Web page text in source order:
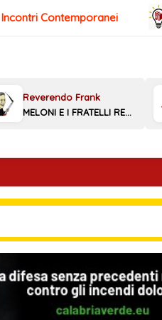
Incontri Contemporanei
MELONI E I FRATELLI REGGINI